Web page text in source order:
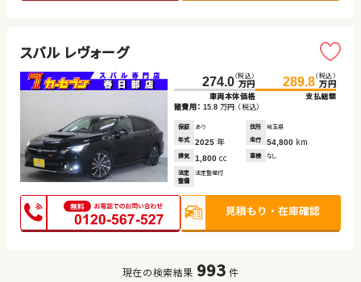
スバル レヴォーグ
274.0（税込）
万円
車両本体価格
289.8（税込）
万円
支払総額
諸費用： 15.8 万円 （税込）
保証 あり 住所
埼玉県
年式
2025 年 走行 54,800 km
排気 1,800 cc 車検 なし
法定
整備
法定整備付
現在の検索結果 993 件